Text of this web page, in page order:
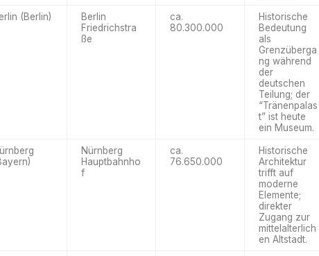
(Berlin)
Berlin
Friedrichstra
ße
ca.
80.300.000
Historische
Bedeutung
als
Grenzüberga
ng während
der
deutschen
Teilung; der
“Tränenpalas
t” ist heute
ein Museum.
Nürnberg
Hauptbahnho
f
ca.
76.650.000
Historische
Architektur
trifft auf
moderne
Elemente;
direkter
Zugang zur
mittelalterlich
en Altstadt.